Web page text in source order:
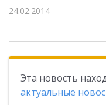
24.02.2014
Эта новость
актуальные